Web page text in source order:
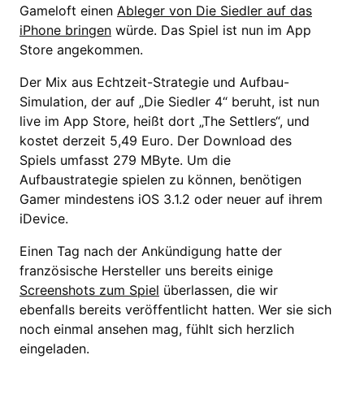
Gameloft einen Ableger von Die Siedler auf das
iPhone bringen würde. Das Spiel ist nun im App
Store angekommen.
Der Mix aus Echtzeit-Strategie und Aufbau-
Simulation, der auf „Die Siedler 4“ beruht, ist nun
live im App Store, heißt dort „The Settlers“, und
kostet derzeit 5,49 Euro. Der Download des
Spiels umfasst 279 MByte. Um die
Aufbaustrategie spielen zu können, benötigen
Gamer mindestens iOS 3.1.2 oder neuer auf ihrem
iDevice.
Einen Tag nach der Ankündigung hatte der
französische Hersteller uns bereits einige
Screenshots zum Spiel überlassen, die wir
ebenfalls bereits veröffentlicht hatten. Wer sie sich
noch einmal ansehen mag, fühlt sich herzlich
eingeladen.